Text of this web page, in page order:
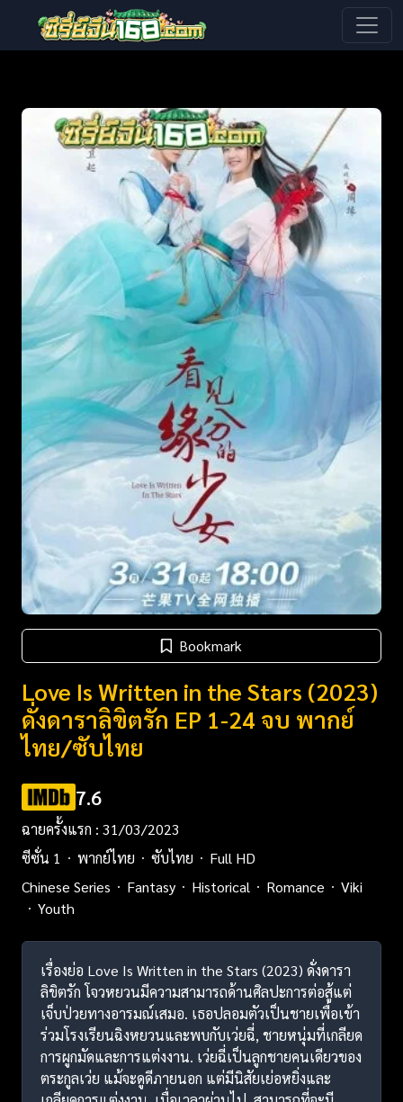
Bookmark
Love Is Written in the Stars (2023)
ดั่งดาราลิขิตรัก EP 1-24 จบ พากย์
ไทย/ซับไทย
7.6
ฉายครั้งแรก : 31/03/2023
ซีซั่น 1
พากย์ไทย ซับไทย
Full HD
Chinese Series
Fantasy Historical Romance
Viki
Youth
เรื่องย่อ Love Is Written in the Stars (2023) ดั่งดารา
ลิขิตรัก โจวหยวนมีความสามารถด้านศิลปะการต่อสู้แต่
เจ็บป่วยทางอารมณ์เสมอ. เธอปลอมตัวเป็นชายเพื่อเข้า
ร่วมโรงเรียนฉิงหยวนและพบกับเว่ยฉี่, ชายหนุ่มที่เกลียด
การผูกมัดและการแต่งงาน. เว่ยฉี่เป็นลูกชายคนเดียวของ
ตระกูลเว่ย แม้จะดูดีภายนอก แต่มีนิสัยเย่อหยิ่งและ